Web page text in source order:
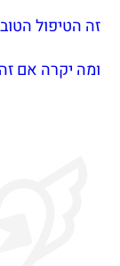
זה הטיפול
ומה יקרה אם